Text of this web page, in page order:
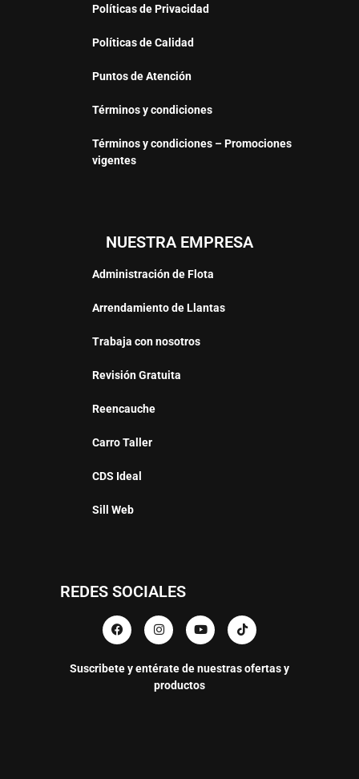
Políticas de Privacidad
Políticas de Calidad
Puntos de Atención
Términos y condiciones
Términos y condiciones – Promociones
vigentes
NUESTRA EMPRESA
Administración de Flota
Arrendamiento de Llantas
Trabaja con nosotros
Revisión Gratuita
Reencauche
Carro Taller
CDS Ideal
Sill Web
REDES SOCIALES
Suscribete y entérate de nuestras ofertas y
productos